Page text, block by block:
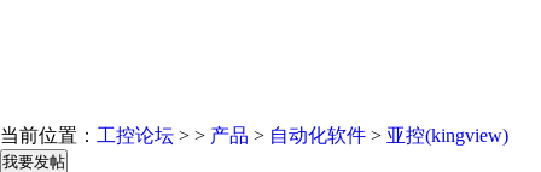
当前位置： 工控论坛 > > 产品 > 自动化软件 > 亚控(kingview)
我要发帖